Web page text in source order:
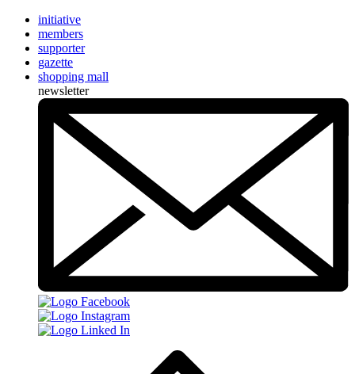
initiative
members
supporter
gazette
shopping mall
newsletter